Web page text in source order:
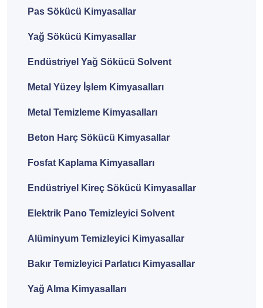
Pas Sökücü Kimyasallar
Yağ Sökücü Kimyasallar
Endüstriyel Yağ Sökücü Solvent
Metal Yüzey İşlem Kimyasalları
Metal Temizleme Kimyasalları
Beton Harç Sökücü Kimyasallar
Fosfat Kaplama Kimyasalları
Endüstriyel Kireç Sökücü Kimyasallar
Elektrik Pano Temizleyici Solvent
Alüminyum Temizleyici Kimyasallar
Bakır Temizleyici Parlatıcı Kimyasallar
Yağ Alma Kimyasalları